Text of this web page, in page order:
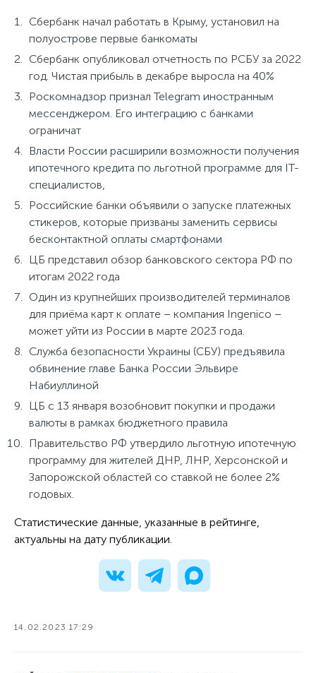
Сбербанк начал работать в Крыму, установил на
полуострове первые банкоматы
Сбербанк опубликовал отчетность по РСБУ за 2022
год. Чистая прибыль в декабре выросла на 40%
Роскомнадзор признал Telegram иностранным
мессенджером. Его интеграцию с банками
ограничат
Власти России расширили возможности получения
ипотечного кредита по льготной программе для IT-
специалистов,
Российские банки объявили о запуске платежных
стикеров, которые призваны заменить сервисы
бесконтактной оплаты смартфонами
ЦБ представил обзор банковского сектора РФ по
итогам 2022 года
Один из крупнейших производителей терминалов
для приёма карт к оплате – компания Ingenico –
может уйти из России в марте 2023 года.
Служба безопасности Украины (СБУ) предъявила
обвинение главе Банка России Эльвире
Набиуллиной
ЦБ c 13 января возобновит покупки и продажи
валюты в рамках бюджетного правила
Правительство РФ утвердило льготную ипотечную
программу для жителей ДНР, ЛНР, Херсонской и
Запорожской областей со ставкой не более 2%
годовых.
Статистические данные, указанные в рейтинге,
актуальны на дату публикации.
14.02.2023 17:29